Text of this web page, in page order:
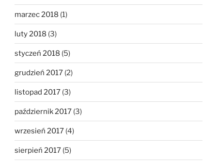
marzec 2018 (1)
luty 2018 (3)
styczeń 2018 (5)
grudzień 2017 (2)
listopad 2017 (3)
październik 2017 (3)
wrzesień 2017 (4)
sierpień 2017 (5)